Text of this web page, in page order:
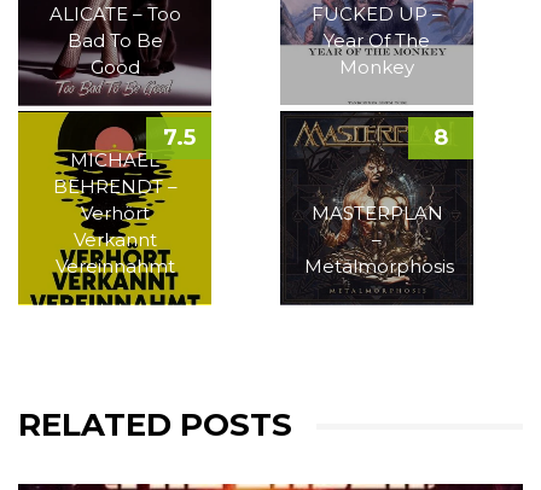
ALICATE – Too
Bad To Be
Good
FUCKED UP –
Year Of The
Monkey
MICHAEL
BEHRENDT –
Verhört
Verkannt
Vereinnahmt
7.5
MASTERPLAN
–
Metalmorphosis
8
RELATED POSTS